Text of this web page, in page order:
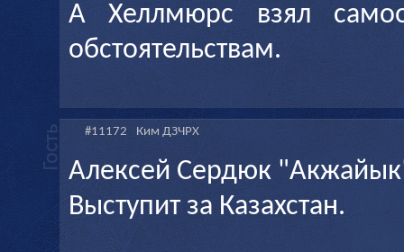
А Хеллмюрс взял
обстоятельствам.
#11172 Ким ДЗЧРХ
Алексей Сердюк
Выступит за Казахстан.